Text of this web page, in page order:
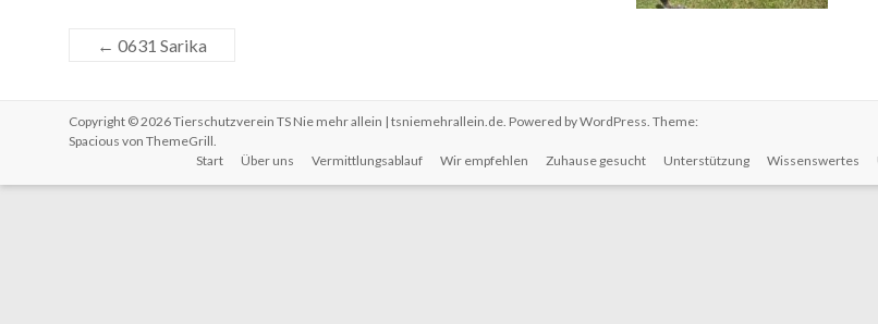
← 0631 Sarika
Copyright © 2026Tierschutzverein TS Nie mehr allein | tsniemehrallein.de. Powered byWordPress. Theme:
Spacious von ThemeGrill.
Start
Über uns Vermittlungsablauf Wir empfehlen Zuhause gesucht Unterstützung Wissenswertes